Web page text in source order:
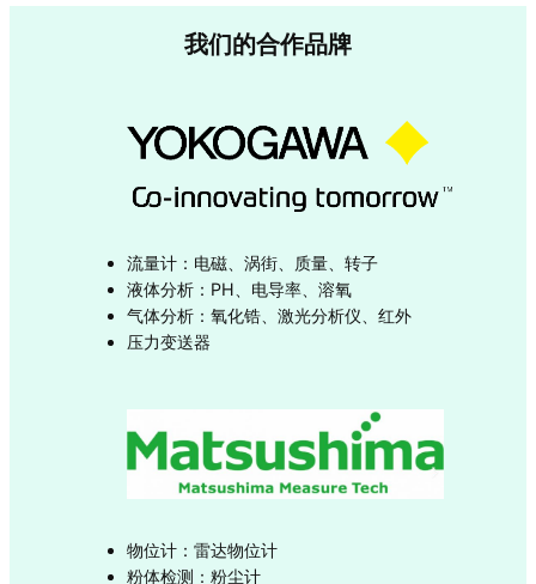
我们的合作品牌
流量计：电磁、涡街、质量、转子
液体分析：PH、电导率、溶氧
气体分析：氧化锆、激光分析仪、红外
压力变送器
物位计：雷达物位计
粉体检测：粉尘计